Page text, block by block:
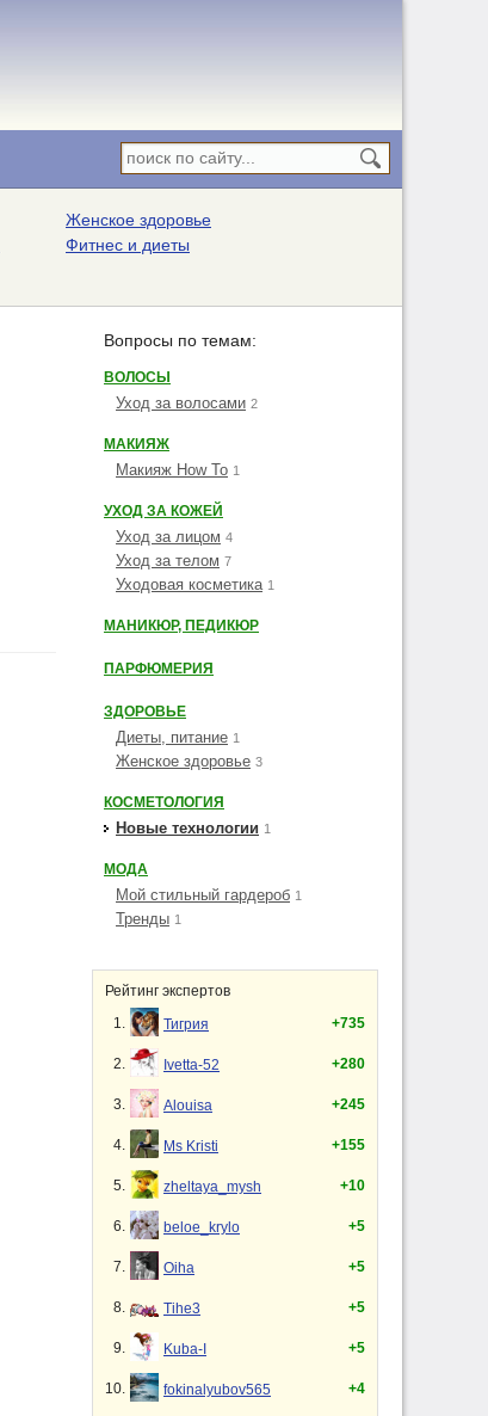
Женское здоровье
Фитнес и диеты
Вопросы по темам:
ВОЛОСЫ
Уход за волосами 2
МАКИЯЖ
Макияж How To 1
УХОД ЗА КОЖЕЙ
Уход за лицом 4
Уход за телом 7
Уходовая косметика 1
МАНИКЮР, ПЕДИКЮР
ПАРФЮМЕРИЯ
ЗДОРОВЬЕ
Диеты, питание 1
Женское здоровье 3
КОСМЕТОЛОГИЯ
Новые технологии 1
МОДА
Мой стильный гардероб 1
Тренды 1
Рейтинг экспертов
1.
Тигрия +735
2. Ivetta-52 +280
3. Alouisa +245
4. Ms Kristi +155
5. zheltaya_mysh +10
6. beloe_krylo +5
7. Oiha +5
8. Tihe3 +5
9. Kuba-I +5
10. fokinalyubov565 +4